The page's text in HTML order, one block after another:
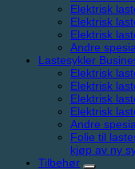
Elektrisk
Elektrisk
Elektrisk
Andre
Lastesykler
Elektrisk
Elektrisk
Elektrisk
Elektrisk
Andre
Folie til
kjøp av ny
Tilbehør